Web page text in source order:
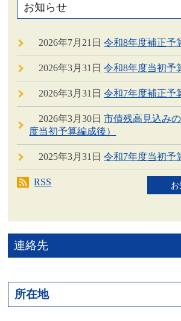
お知らせ
2026年7月21日 令和8年度補正予
2026年3月31日 令和8年度当初予
2026年3月31日 令和7年度補正予
2026年3月30日 市債残高見込み
度当初予算編成後）
2025年3月31日 令和7年度当初予
RSS
連絡先
所在地